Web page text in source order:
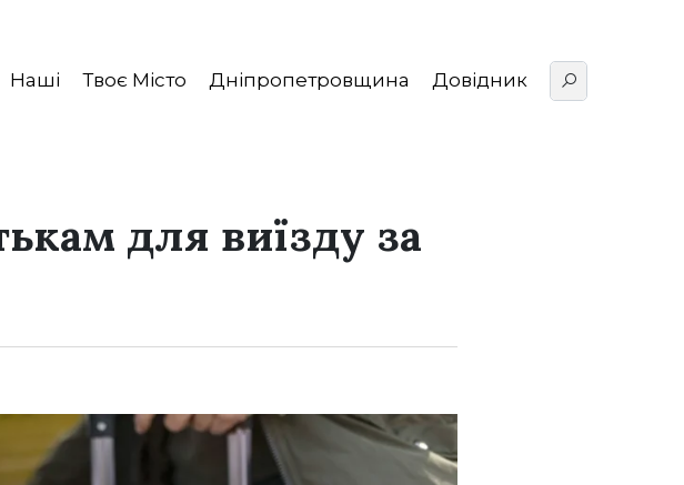
Наші Твоє Місто Дніпропетровщина Довідник
для виїзду за